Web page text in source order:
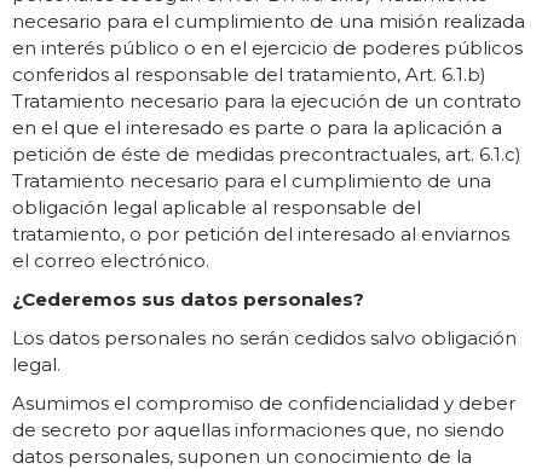
necesario para el cumplimiento de una misión realizada
en interés público o en el ejercicio de poderes públicos
conferidos al responsable del tratamiento, Art. 6.1.b)
Tratamiento necesario para la ejecución de un contrato
en el que el interesado es parte o para la aplicación a
petición de éste de medidas precontractuales, art. 6.1.c)
Tratamiento necesario para el cumplimiento de una
obligación legal aplicable al responsable del
tratamiento, o por petición del interesado al enviarnos
el correo electrónico.
¿Cederemos sus datos personales?
Los datos personales no serán cedidos salvo obligación
legal.
Asumimos el compromiso de confidencialidad y deber
de secreto por aquellas informaciones que, no siendo
datos personales, suponen un conocimiento de la